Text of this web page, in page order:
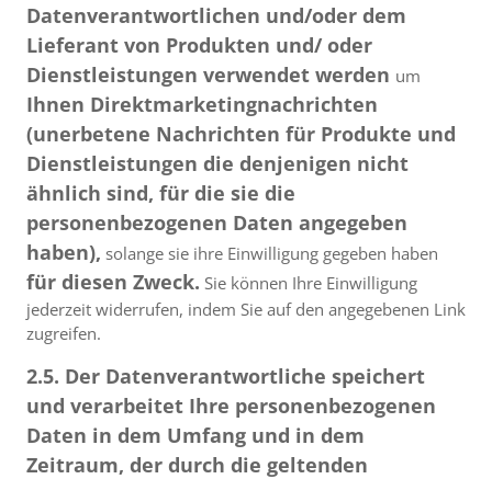
Datenverantwortlichen und/oder dem
Lieferant von Produkten und/ oder
Dienstleistungen verwendet werden um
Ihnen Direktmarketingnachrichten
(unerbetene Nachrichten für Produkte und
Dienstleistungen die denjenigen nicht
ähnlich sind, für die sie die
personenbezogenen Daten angegeben
haben), solange sie ihre Einwilligung gegeben haben
für diesen Zweck. Sie können Ihre Einwilligung
jederzeit widerrufen, indem Sie auf den angegebenen Link
zugreifen.
2.5. Der Datenverantwortliche speichert
und verarbeitet Ihre personenbezogenen
Daten in dem Umfang und in dem
Zeitraum, der durch die geltenden